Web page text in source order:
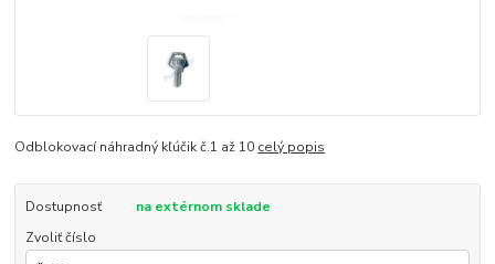
Odblokovací náhradný kľúčik č.1 až 10 celý popis
Dostupnosť
na extérnom sklade
Zvoliť číslo